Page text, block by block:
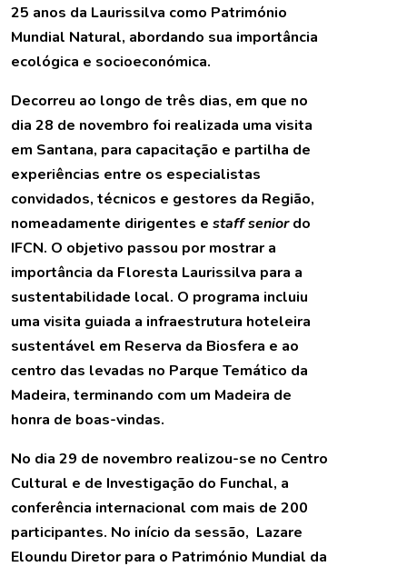
25 anos da Laurissilva como Património
Mundial Natural, abordando sua importância
ecológica e socioeconómica.
Decorreu ao longo de três dias, em que no
dia 28 de novembro foi realizada uma visita
em Santana, para capacitação e partilha de
experiências entre os especialistas
convidados, técnicos e gestores da Região,
nomeadamente dirigentes e staff seniordo
IFCN. O objetivo passou por mostrar a
importância da Floresta Laurissilva para a
sustentabilidade local. O programa incluiu
uma visita guiada a infraestrutura hoteleira
sustentável em Reserva da Biosfera e ao
centro das levadas no Parque Temático da
Madeira, terminando com um Madeira de
honra de boas-vindas.
No dia 29 de novembro realizou-se no Centro
Cultural e de Investigação do Funchal, a
conferência internacional com mais de 200
participantes. No início da sessão, Lazare
Eloundu Diretor para o Património Mundial da